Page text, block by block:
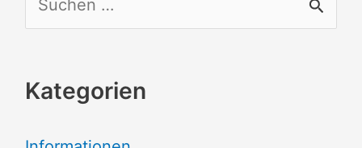
u
h
Kategorien